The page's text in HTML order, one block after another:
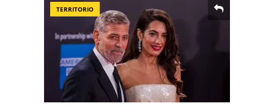
TERRITORIO